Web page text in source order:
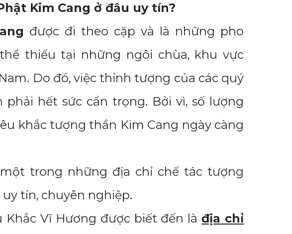
Kim Cang ở đâu uy tín?
được đi theo cặp và là những pho
thiếu tại những ngôi chùa, khu vực
Do đó, việc thỉnh tượng của các quý
phải hết sức cẩn trọng. Bởi vì, số lượng
khắc tượng thần Kim Cang ngày càng
trong những địa chỉ chế tác tượng
tín, chuyên nghiệp.
Khắc Vĩ Hương được biết đến làđịa chỉ